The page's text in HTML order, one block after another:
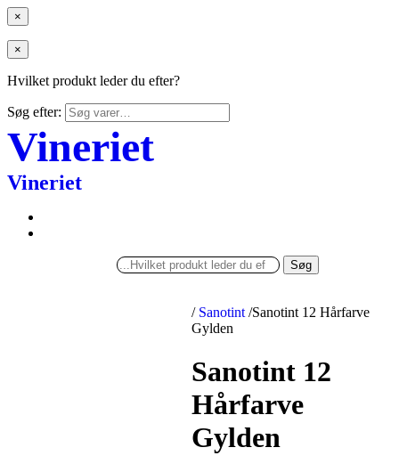
×
×
Hvilket produkt leder du efter?
Søg efter:
Vineriet
Vineriet
Søg
/ Sanotint /Sanotint 12 Hårfarve
Gylden
Sanotint 12
Hårfarve
Gylden